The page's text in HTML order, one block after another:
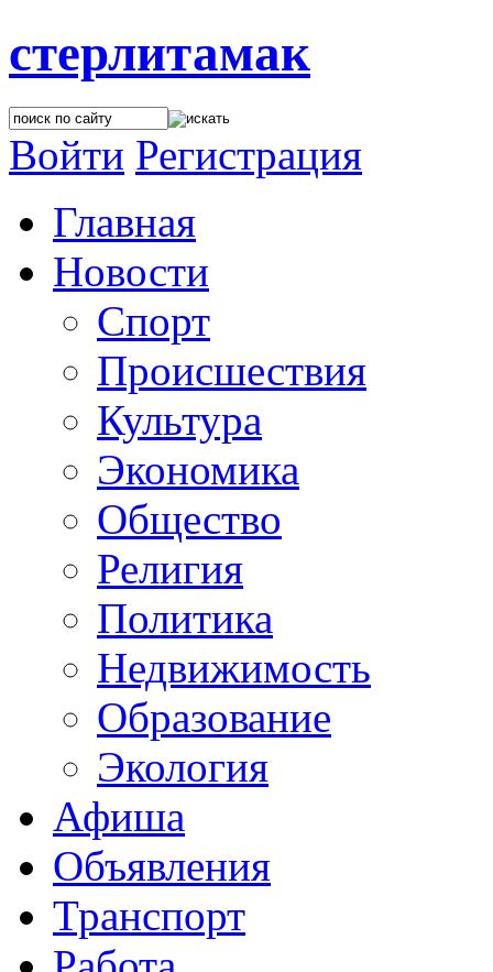
стерлитамак
Войти Регистрация
Главная
Новости
Спорт
Происшествия
Культура
Экономика
Общество
Религия
Политика
Недвижимость
Образование
Экология
Афиша
Объявления
Транспорт